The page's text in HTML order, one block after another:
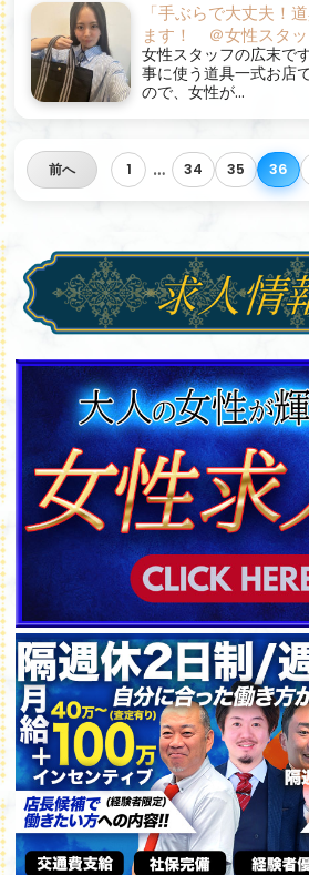
「手ぶらで大丈夫！
ます！ ＠女性スタッ
女性スタッフの広末
事に使う道具一式お店
ので、女性が...
前へ 1 … 34 35 36